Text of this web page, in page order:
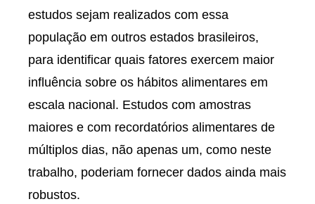
estudos sejam realizados com essa
população em outros estados brasileiros,
para identificar quais fatores exercem maior
influência sobre os hábitos alimentares em
escala nacional. Estudos com amostras
maiores e com recordatórios alimentares de
múltiplos dias, não apenas um, como neste
trabalho, poderiam fornecer dados ainda mais
robustos.